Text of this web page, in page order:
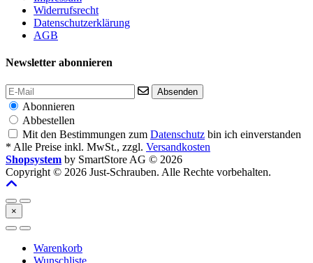
Widerrufsrecht
Datenschutzerklärung
AGB
Newsletter abonnieren
Absenden
Abonnieren
Abbestellen
Mit den Bestimmungen zum Datenschutz bin ich einverstanden
* Alle Preise inkl. MwSt., zzgl. Versandkosten
Shopsystem by SmartStore AG © 2026
Copyright © 2026 Just-Schrauben. Alle Rechte vorbehalten.
×
Warenkorb
Wunschliste